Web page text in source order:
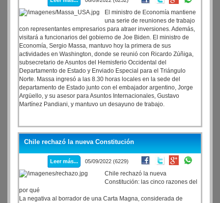
El ministro de Economía mantiene
una serie de reuniones de trabajo
con representantes empresarios para atraer inversiones. Además,
visitará a funcionarios del gobierno de Joe Biden. El ministro de
Economía, Sergio Massa, mantuvo hoy la primera de sus
actividades en Washington, donde se reunió con Ricardo Zúñiga,
subsecretario de Asuntos del Hemisferio Occidental del
Departamento de Estado y Enviado Especial para el Triángulo
Norte. Massa ingresó a las 8.30 horas locales en la sede del
departamento de Estado junto con el embajador argentino, Jorge
Argüello, y su asesor para Asuntos Internacionales, Gustavo
Martínez Pandiani, y mantuvo un desayuno de trabajo.
Chile rechazó la nueva Constitución
Leer más... 05/09/2022 (6229)
Chile rechazó la nueva
Constitución: las cinco razones del
por qué
La negativa al borrador de una Carta Magna, considerada de